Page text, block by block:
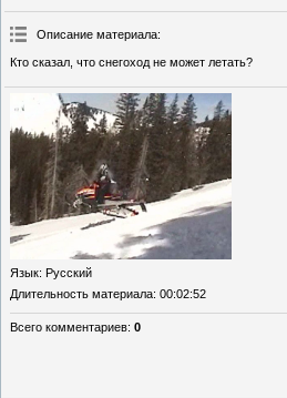
Описание материала:
Кто сказал, что снегоход не может летать?
Язык: Русский
Длительность материала: 00:02:52
Всего комментариев: 0